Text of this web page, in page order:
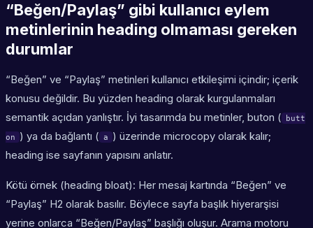
“Beğen/Paylaş” gibi kullanıcı eylem
metinlerinin heading olmaması gereken
durumlar
“Beğen” ve “Paylaş” metinleri kullanıcı etkileşimi içindir; içerik
konusu değildir. Bu yüzden heading olarak kurgulanmaları
semantik açıdan yanlıştır. İyi tasarımda bu metinler, buton (
butt
on ) ya da bağlantı ( a
) üzerinde microcopy olarak kalır;
heading ise sayfanın yapısını anlatır.
Kötü örnek (heading bloat): Her mesaj kartında “Beğen” ve
“Paylaş” H2 olarak basılır. Böylece sayfa başlık hiyerarşisi
yerine onlarca “Beğen/Paylaş” başlığı oluşur. Arama motoru